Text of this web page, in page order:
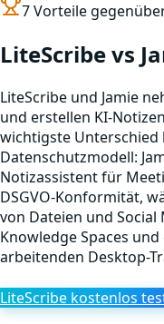
7Vorteile
LiteScribe vs
LiteScribe und Jamie
und erstellen KI-
wichtigste Unterschied
Datenschutzmodell:
Notizassistent für
DSGVO-Konformität,
von Dateien und Social
Knowledge Spaces
arbeitenden Desktop-
LiteScribe kostenlos